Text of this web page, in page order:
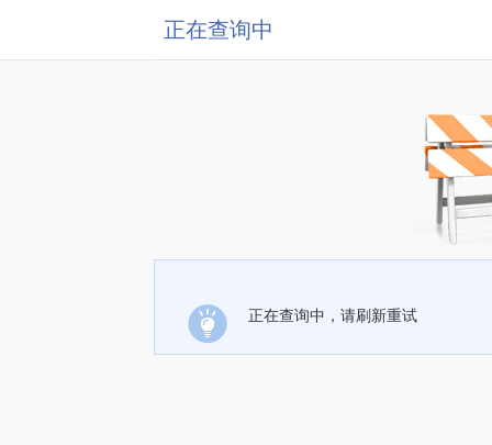
正在查询中
正在查询中，请刷新重试